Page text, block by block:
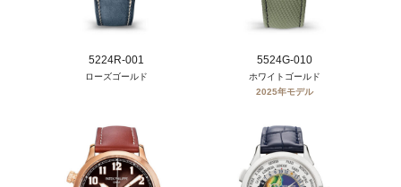
5224R-001
ローズゴールド
5524G-010
ホワイトゴールド
2025年モデル